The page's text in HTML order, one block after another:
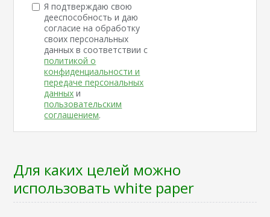
Я подтверждаю свою
дееспособность и даю
согласие на обработку
своих персональных
данных в соответствии с
политикой о
конфиденциальности и
передаче персональных
данных и
пользовательским
соглашением.
Для каких целей можно
использовать white paper